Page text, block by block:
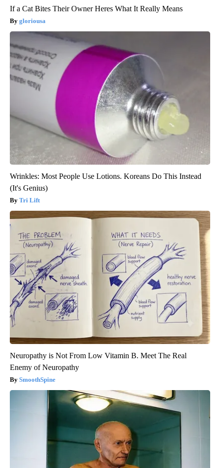
If a Cat Bites Their Owner Heres What It Really Means
gloriousa
Wrinkles: Most People Use Lotions. Koreans Do This Instead
(It's Genius)
Tri Lift
Neuropathy is Not From Low Vitamin B. Meet The Real
Enemy of Neuropathy
SmoothSpine